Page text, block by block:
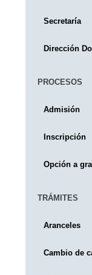
Secretaría
Dirección
PROCESOS
Admisión
Inscripción
Opción a
TRÁMITES
Aranceles
Cambio de